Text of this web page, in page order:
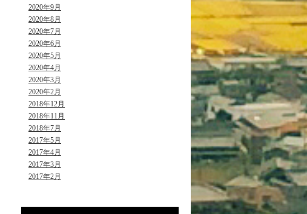
2020年9月
2020年8月
2020年7月
2020年6月
2020年5月
2020年4月
2020年3月
2020年2月
2018年12月
2018年11月
2018年7月
2017年5月
2017年4月
2017年3月
2017年2月